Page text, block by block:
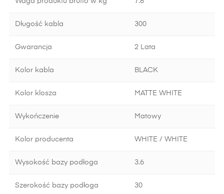
Długość kabla 300
Gwarancja 2 Lata
Kolor kabla BLACK
Kolor klosza MATTE WHITE
Wykończenie Matowy
Kolor producenta WHITE / WHITE
Wysokość bazy podłoga 3.6
Szerokość bazy podłoga 30